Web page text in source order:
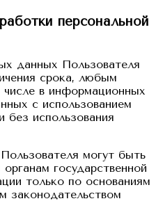
персональной
данных Пользователя
срока, любым
в информационных
с использованием
без использования
могут быть
государственной
только по основаниям
законодательством